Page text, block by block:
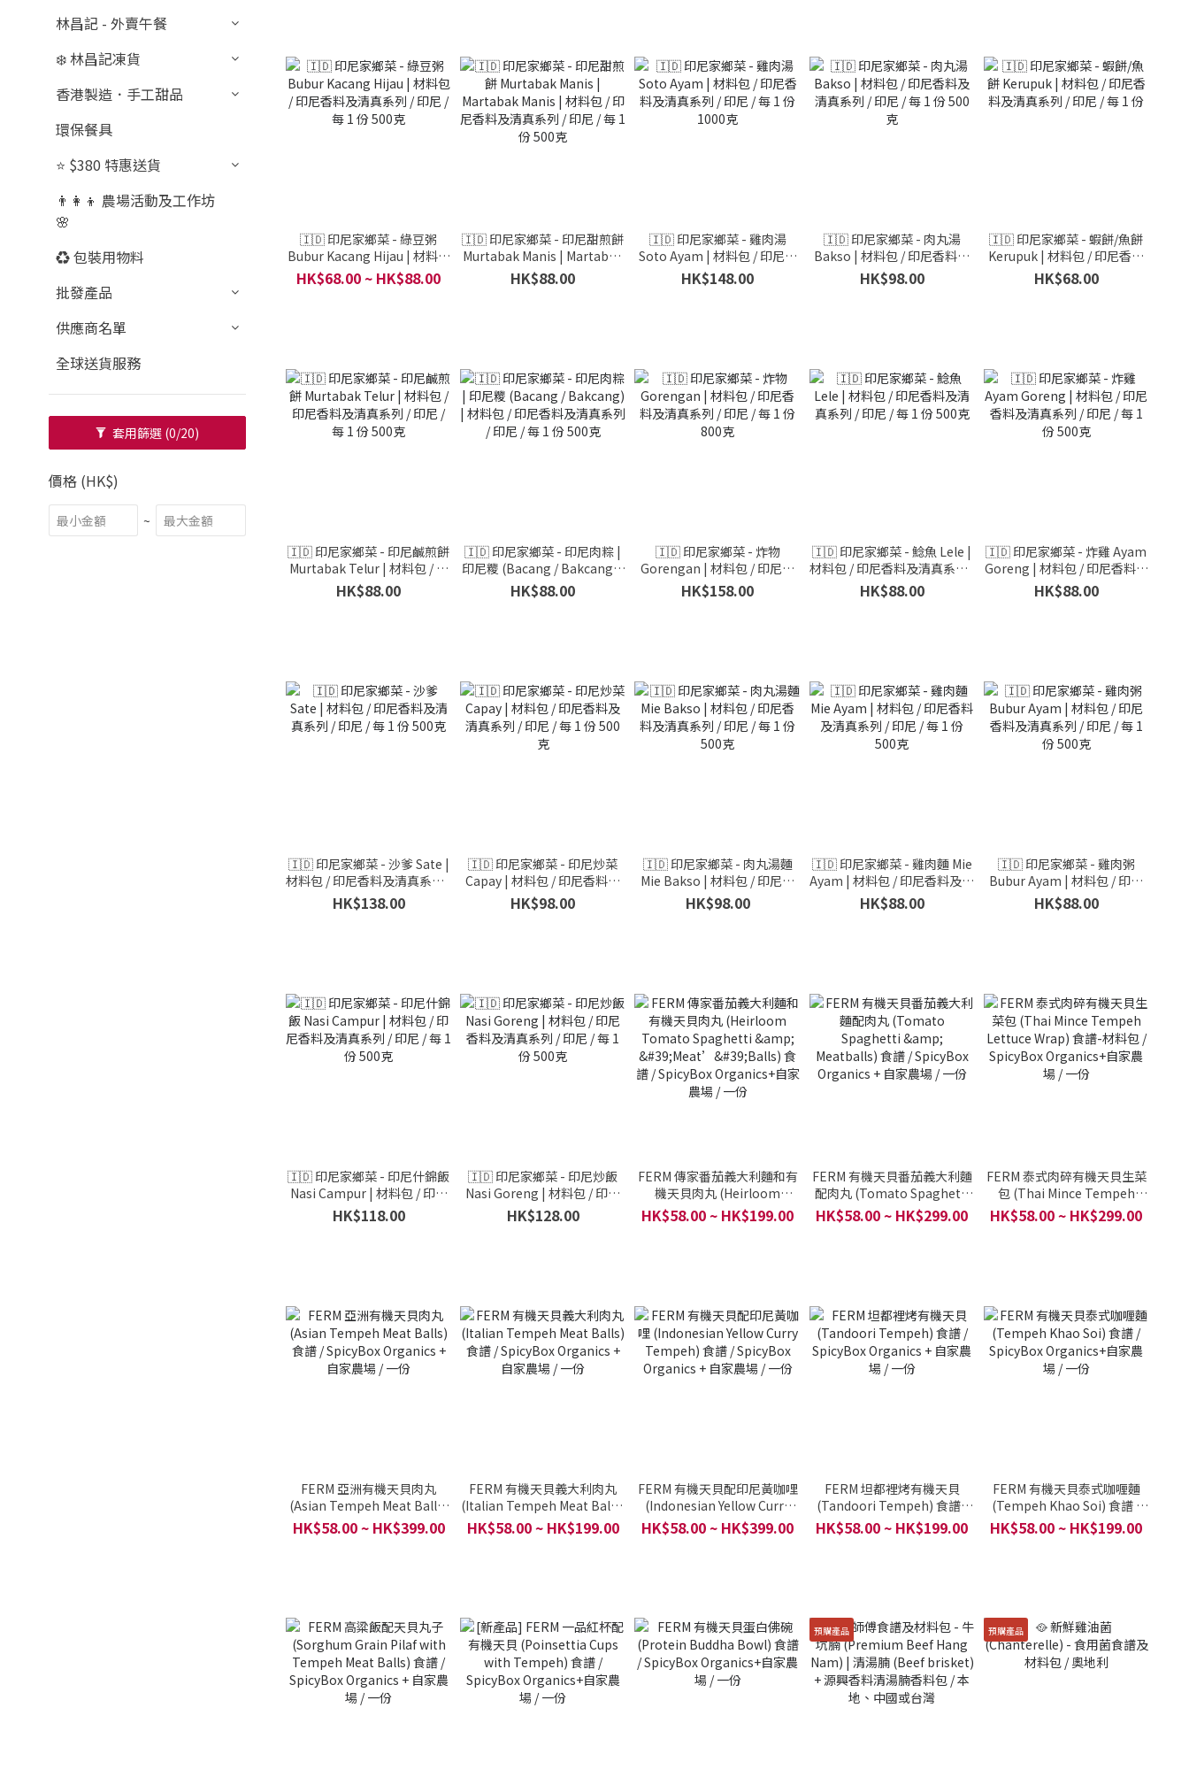
林昌記 - 外賣午餐
❄️ 林昌記凍貨
香港製造．手工甜品
環保餐具
⭐ $380 特惠送貨
👨‍👩‍👦 農場活動及工作坊
🌸
♻️ 包裝用物料
批發產品
供應商名單
全球送貨服務
套用篩選 (0/20)
價格 (HK$)
~
🇮🇩 印尼家鄉菜 - 綠豆粥
Bubur Kacang Hijau | 材料包
/ 印尼香料及清真系列 / 印尼 /
每 1 份 500克
HK$68.00 ~ HK$88.00
🇮🇩 印尼家鄉菜 - 印尼甜煎餅
Murtabak Manis | Martabak
Manis | 材料包 / 印尼香料及清
真系列 / 印尼 / 每 1 份 500克
HK$88.00
🇮🇩 印尼家鄉菜 - 雞肉湯
Soto Ayam | 材料包 / 印尼香
料及清真系列 / 印尼 / 每 1 份
1000克
HK$148.00
🇮🇩 印尼家鄉菜 - 肉丸湯
Bakso | 材料包 / 印尼香料及
清真系列 / 印尼 / 每 1 份 500
克
HK$98.00
🇮🇩 印尼家鄉菜 - 蝦餅/魚餅
Kerupuk | 材料包 / 印尼香料
及清真系列 / 印尼 / 每 1 份
HK$68.00
🇮🇩 印尼家鄉菜 - 印尼鹹煎餅
Murtabak Telur | 材料包 / 印
尼香料及清真系列 / 印尼 / 每 1
份 500克
HK$88.00
🇮🇩 印尼家鄉菜 - 印尼肉粽 |
印尼糭 (Bacang / Bakcang) |
材料包 / 印尼香料及清真系列 /
印尼 / 每 1 份 500克
HK$88.00
🇮🇩 印尼家鄉菜 - 炸物
Gorengan | 材料包 / 印尼香
料及清真系列 / 印尼 / 每 1 份
800克
HK$158.00
🇮🇩 印尼家鄉菜 - 鯰魚 Lele |
材料包 / 印尼香料及清真系列 /
印尼 / 每 1 份 500克
HK$88.00
🇮🇩 印尼家鄉菜 - 炸雞 Ayam
Goreng | 材料包 / 印尼香料及
清真系列 / 印尼 / 每 1 份 500
克
HK$88.00
🇮🇩 印尼家鄉菜 - 沙爹 Sate |
材料包 / 印尼香料及清真系列 /
印尼 / 每 1 份 500克
HK$138.00
🇮🇩 印尼家鄉菜 - 印尼炒菜
Capay | 材料包 / 印尼香料及
清真系列 / 印尼 / 每 1 份 500
克
HK$98.00
🇮🇩 印尼家鄉菜 - 肉丸湯麵
Mie Bakso | 材料包 / 印尼香
料及清真系列 / 印尼 / 每 1 份
500克
HK$98.00
🇮🇩 印尼家鄉菜 - 雞肉麵 Mie
Ayam | 材料包 / 印尼香料及清
真系列 / 印尼 / 每 1 份 500克
HK$88.00
🇮🇩 印尼家鄉菜 - 雞肉粥
Bubur Ayam | 材料包 / 印尼
香料及清真系列 / 印尼 / 每 1
份 500克
HK$88.00
🇮🇩 印尼家鄉菜 - 印尼什錦飯
Nasi Campur | 材料包 / 印尼
香料及清真系列 / 印尼 / 每 1
份 500克
HK$118.00
🇮🇩 印尼家鄉菜 - 印尼炒飯
Nasi Goreng | 材料包 / 印尼
香料及清真系列 / 印尼 / 每 1
份 500克
HK$128.00
FERM 傳家番茄義大利麵和有
機天貝肉丸 (Heirloom
Tomato Spaghetti &
'Meat’'Balls) 食譜 /
HK$58.00 ~ HK$199.00
FERM 有機天貝番茄義大利麵
配肉丸 (Tomato Spaghetti
& Meatballs) 食譜 / SpicyBox
Organics + 自家農場 / 一份
HK$58.00 ~ HK$299.00
FERM 泰式肉碎有機天貝生菜
包 (Thai Mince Tempeh
Lettuce Wrap) 食譜-材料包 /
SpicyBox Organics+自家農
HK$58.00 ~ HK$299.00
FERM 亞洲有機天貝肉丸
(Asian Tempeh Meat Balls)
食譜 / SpicyBox Organics +
自家農場 / 一份
HK$58.00 ~ HK$399.00
FERM 有機天貝義大利肉丸
(Italian Tempeh Meat Balls)
食譜 / SpicyBox Organics +
自家農場 / 一份
HK$58.00 ~ HK$199.00
FERM 有機天貝配印尼黃咖哩
(Indonesian Yellow Curry
Tempeh) 食譜 / SpicyBox
Organics + 自家農場 / 一份
HK$58.00 ~ HK$399.00
FERM 坦都裡烤有機天貝
(Tandoori Tempeh) 食譜 /
SpicyBox Organics + 自家農
場 / 一份
HK$58.00 ~ HK$199.00
FERM 有機天貝泰式咖喱麵
(Tempeh Khao Soi) 食譜 /
SpicyBox Organics+自家農
場 / 一份
HK$58.00 ~ HK$199.00
預購產品 預購產品